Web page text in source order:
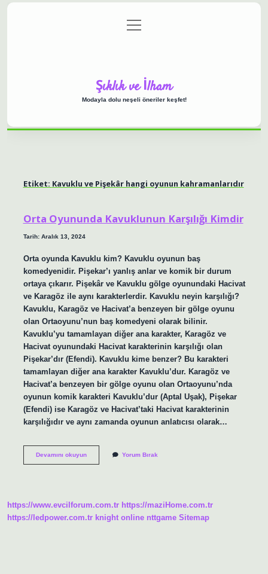
Gizlilik Politikası
menüyü
aç
Şıklık ve İlham
Modayla dolu neşeli öneriler keşfet!
Etiket: Kavuklu ve Pişekâr hangi oyunun kahramanlarıdır
Orta Oyununda Kavuklunun Karşılığı Kimdir
Tarih: Aralık 13, 2024
Orta oyunda Kavuklu kim? Kavuklu oyunun baş
komedyenidir. Pişekar’ı yanlış anlar ve komik bir durum
ortaya çıkarır. Pişekâr ve Kavuklu gölge oyunundaki Hacivat
ve Karagöz ile aynı karakterlerdir. Kavuklu neyin karşılığı?
Kavuklu, Karagöz ve Hacivat’a benzeyen bir gölge oyunu
olan Ortaoyunu’nun baş komedyeni olarak bilinir.
Kavuklu’yu tamamlayan diğer ana karakter, Karagöz ve
Hacivat oyunundaki Hacivat karakterinin karşılığı olan
Pişekar’dır (Efendi). Kavuklu kime benzer? Bu karakteri
tamamlayan diğer ana karakter Kavuklu’dur. Karagöz ve
Hacivat’a benzeyen bir gölge oyunu olan Ortaoyunu’nda
oyunun komik karakteri Kavuklu’dur (Aptal Uşak), Pişekar
(Efendi) ise Karagöz ve Hacivat’taki Hacivat karakterinin
karşılığıdır ve aynı zamanda oyunun anlatıcısı olarak…
Devamını okuyunOrta
Yorum Bırak
https://www.evcilforum.com.tr https://maziHome.com.tr
https://ledpower.com.tr knight online nttgame Sitemap